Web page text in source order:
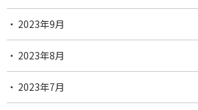
2023年9月
2023年8月
2023年7月